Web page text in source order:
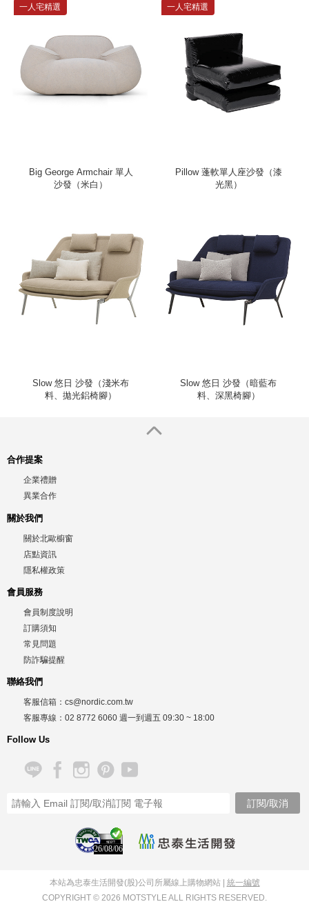
一人宅精選
Big George Armchair 單人
沙發（米白）
一人宅精選
Pillow 蓬軟單人座沙發（漆
光黑）
Slow 悠日 沙發（淺米布
料、拋光鋁椅腳）
Slow 悠日 沙發（暗藍布
料、深黑椅腳）
合作提案
企業禮贈
異業合作
關於我們
關於北歐櫥窗
店點資訊
隱私權政策
會員服務
會員制度說明
訂購須知
常見問題
防詐騙提醒
聯絡我們
客服信箱： cs@nordic.com.tw
客服專線： 02 8772 6060 週一到週五 09:30 ~ 18:00
Follow Us
26/08/06
本站為忠泰生活開發(股)公司所屬線上購物網站 | 統一編號
COPYRIGHT © 2026 MOTSTYLE ALL RIGHTS RESERVED.